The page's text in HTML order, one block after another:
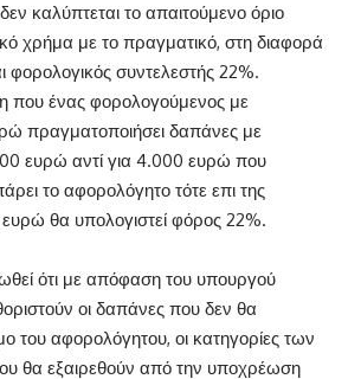
καλύπτεται το απαιτούμενο όριο
χρήμα με το πραγματικό, στη διαφορά
φορολογικός συντελεστής 22%.
που ένας φορολογούμενος με
πραγματοποιήσει δαπάνες με
ευρώ αντί για 4.000 ευρώ που
το αφορολόγητο τότε επι της
θα υπολογιστεί φόρος 22%.
ότι με απόφαση του υπουργού
οι δαπάνες που δεν θα
του αφορολόγητου, οι κατηγορίες των
θα εξαιρεθούν από την υποχρέωση